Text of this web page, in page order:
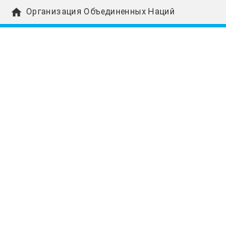
home Организация Объединенных Наций